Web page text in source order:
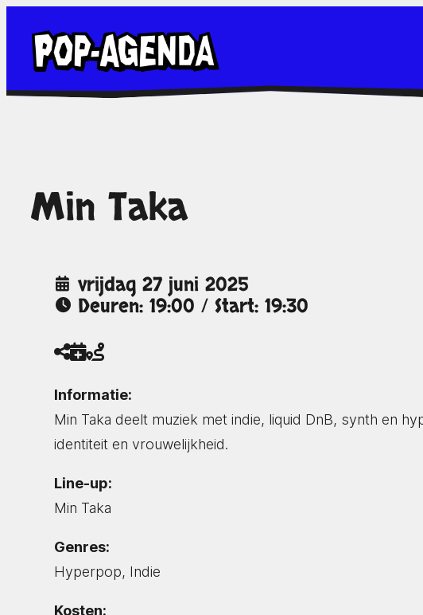
naar
inhoud
Min Taka
vrijdag 27 juni 2025
Deuren: 19:00 / Start: 19:30
Informatie:
Min Taka deelt muziek met indie, liquid DnB, synth en
identiteit en vrouwelijkheid.
Line-up:
Min Taka
Genres:
Hyperpop, Indie
Kosten: